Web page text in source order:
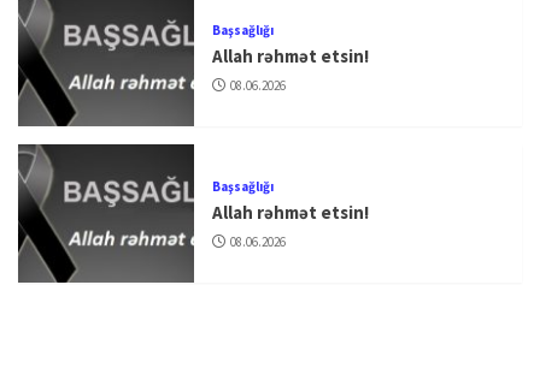
Başsağlığı
Allah rəhmət etsin!
08.06.2026
Başsağlığı
Allah rəhmət etsin!
08.06.2026